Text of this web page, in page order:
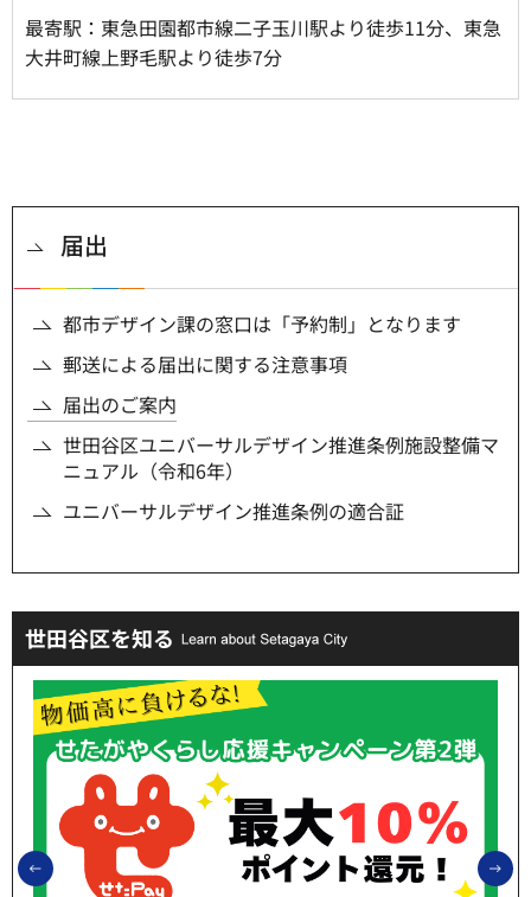
最寄駅：東急田園都市線二子玉川駅より徒歩11分、東急
大井町線上野毛駅より徒歩7分
届出
都市デザイン課の窓口は「予約制」となります
郵送による届出に関する注意事項
届出のご案内
世田谷区ユニバーサルデザイン推進条例施設整備マ
ニュアル（令和6年）
ユニバーサルデザイン推進条例の適合証
世田谷区を知る
前のスライドを表示